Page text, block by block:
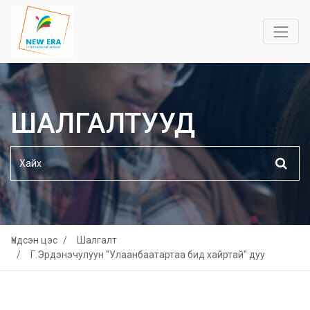
ШАЛГАЛТУУД
Үндсэн цэс
Шалгалт
Г.Эрдэнэчулуун "Улаанбаатартаа бид хайртай" дуу